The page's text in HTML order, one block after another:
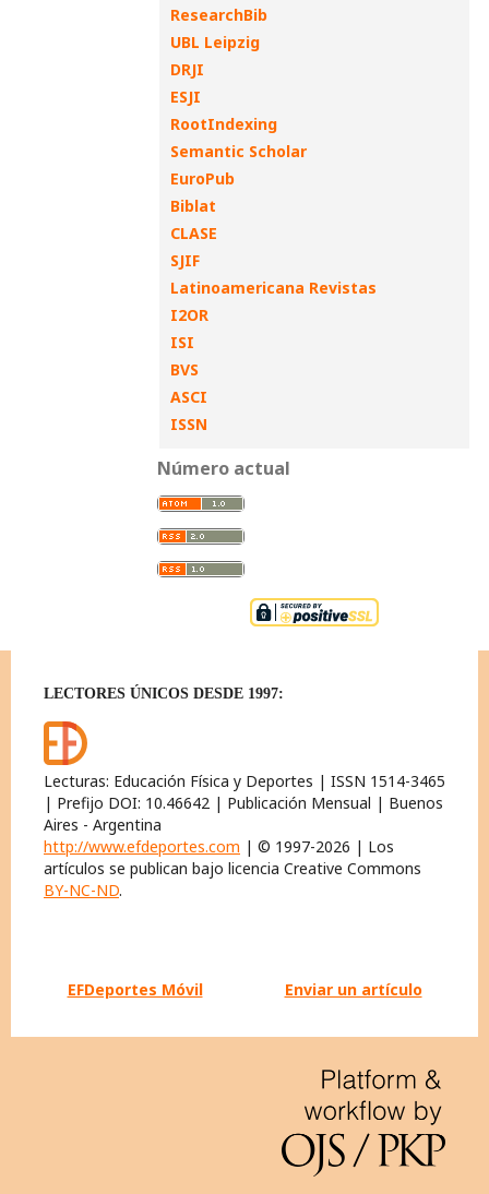
ResearchBib
UBL Leipzig
DRJI
ESJI
RootIndexing
Semantic Scholar
EuroPub
Biblat
CLASE
SJIF
Latinoamericana Revistas
I2OR
ISI
BVS
ASCI
ISSN
Número actual
LECTORES ÚNICOS DESDE 1997:
Lecturas: Educación Física y Deportes | ISSN 1514-3465
| Prefijo DOI: 10.46642 | Publicación Mensual | Buenos
Aires - Argentina
http://www.efdeportes.com | © 1997-2026 | Los
artículos se publican bajo licencia Creative Commons
BY-NC-ND.
EFDeportes Móvil Enviar un artículo